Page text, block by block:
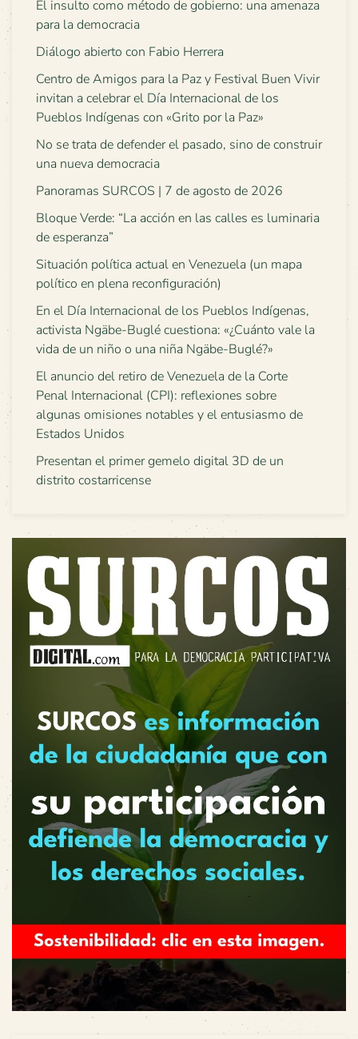
El insulto como método de gobierno: una amenaza
para la democracia
Diálogo abierto con Fabio Herrera
Centro de Amigos para la Paz y Festival Buen Vivir
invitan a celebrar el Día Internacional de los
Pueblos Indígenas con «Grito por la Paz»
No se trata de defender el pasado, sino de construir
una nueva democracia
Panoramas SURCOS | 7 de agosto de 2026
Bloque Verde: “La acción en las calles es luminaria
de esperanza”
Situación política actual en Venezuela (un mapa
político en plena reconfiguración)
En el Día Internacional de los Pueblos Indígenas,
activista Ngäbe-Buglé cuestiona: «¿Cuánto vale la
vida de un niño o una niña Ngäbe-Buglé?»
El anuncio del retiro de Venezuela de la Corte
Penal Internacional (CPI): reflexiones sobre
algunas omisiones notables y el entusiasmo de
Estados Unidos
Presentan el primer gemelo digital 3D de un
distrito costarricense